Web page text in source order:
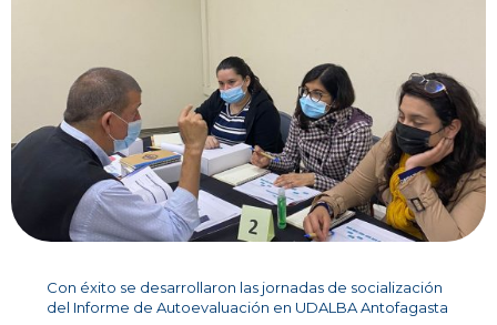
Con éxito se desarrollaron las jornadas de socialización
del Informe de Autoevaluación en UDALBA Antofagasta